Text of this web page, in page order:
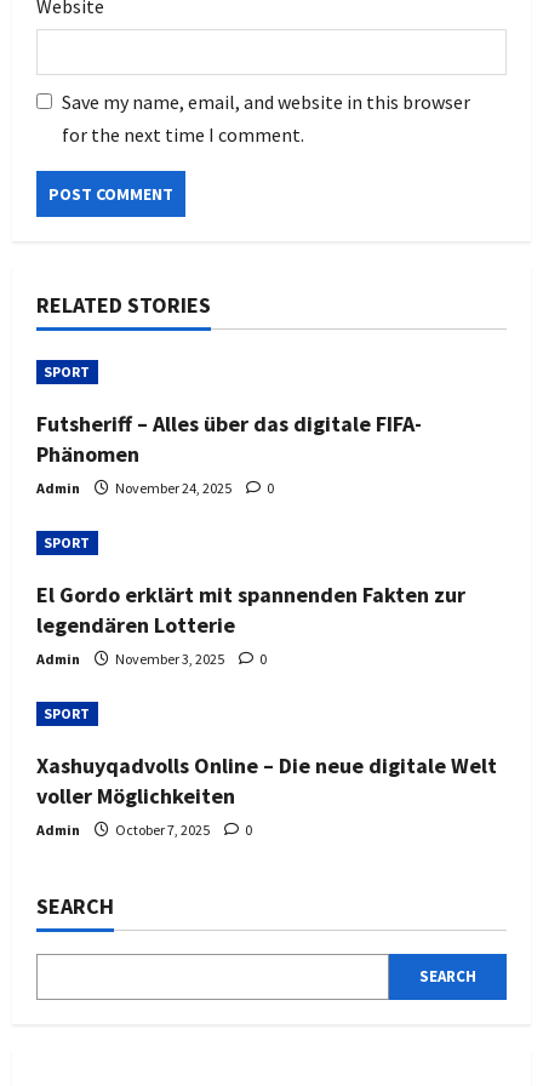
Website
Save my name, email, and website in this browser
for the next time I comment.
RELATED STORIES
SPORT
Futsheriff – Alles über das digitale FIFA-
Phänomen
Admin November 24, 2025 0
SPORT
El Gordo erklärt mit spannenden Fakten zur
legendären Lotterie
Admin November 3, 2025 0
SPORT
Xashuyqadvolls Online – Die neue digitale Welt
voller Möglichkeiten
Admin October 7, 2025 0
SEARCH
SEARCH